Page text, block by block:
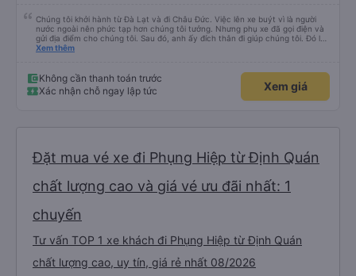
Chúng tôi khởi hành từ Đà Lạt và đi Châu Đức. Việc lên xe buýt vì là người
nước ngoài nên phức tạp hơn chúng tôi tưởng. Nhưng phụ xe đã gọi điện và
gửi địa điểm cho chúng tôi. Sau đó, anh ấy đích thân đi giúp chúng tôi. Đó là
lần đầu tiên đi xe giường nằm với hai đứa trẻ nhỏ khá thú vị. Chúng tôi không
điểm dừng, họ đánh thức chúng tôi dậy và đảm bảo chúng tôi đã sẵn sàng.
Nhìn chung, đó là một trải nghiệm tốt. Mỗi giường đều có gối và chăn, và đủ
chỗ cho 1 người lớn và 1 trẻ em nằm thoải mái.
Xem thêm
Không cần thanh toán trước
Xác nhận chỗ ngay lập tức
Xem giá
Đặt mua vé xe đi Phụng Hiệp từ Định Quán
chất lượng cao và giá vé ưu đãi nhất: 1
chuyến
Tư vấn TOP 1 xe khách đi Phụng Hiệp từ Định Quán
chất lượng cao, uy tín, giá rẻ nhất 08/2026